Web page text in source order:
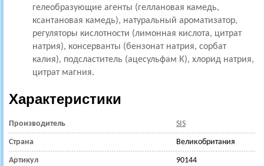
гелеобразующие агенты (геллановая камедь,
ксантановая камедь), натуральный ароматизатор,
регуляторы кислотности (лимонная кислота, цитрат
натрия), консерванты (бензонат натрия, сорбат
калия), подсластитель (ацесульфам К), хлорид натрия,
цитрат магния.
Характеристики
Производитель SIS
Страна Великобритания
Артикул 90144